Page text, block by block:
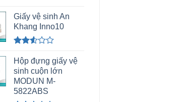
xếp
hạng
2.49
5 sao
Giấy vệ sinh An
Khang Inno10
xếp
hạng
2.51
5 sao
Hộp đựng giấy vệ
sinh cuộn lớn
MODUN M-
5822ABS